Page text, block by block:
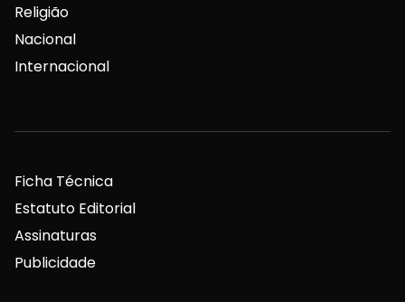
Religião
Nacional
Internacional
Ficha Técnica
Estatuto Editorial
Assinaturas
Publicidade